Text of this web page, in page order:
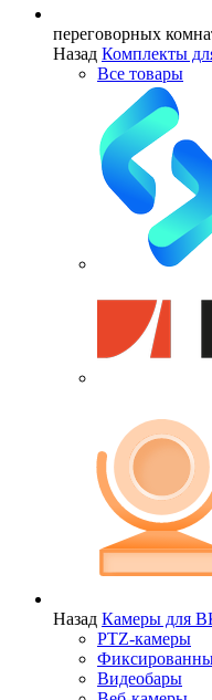
переговорных
Назад Комплекты
Все товары
Назад Камеры для
PTZ-камеры
Видеобары